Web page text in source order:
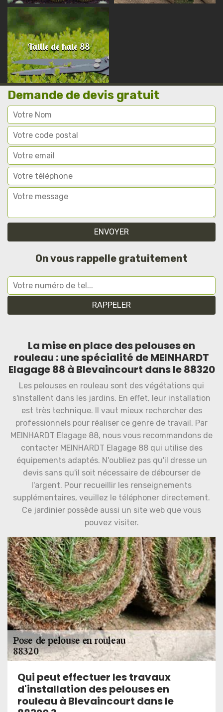
Taille de haie 88
Demande de devis gratuit
On vous rappelle gratuitement
La mise en place des pelouses en
rouleau : une spécialité de MEINHARDT
Elagage 88 à Blevaincourt dans le 88320
Les pelouses en rouleau sont des végétations qui
s'installent dans les jardins. En effet, leur installation
est très technique. Il vaut mieux rechercher des
professionnels pour réaliser ce genre de travail. Par
MEINHARDT Elagage 88, nous vous recommandons de
contacter MEINHARDT Elagage 88 qui utilise des
équipements adaptés. N'oubliez pas qu'il dresse un
devis sans qu'il soit nécessaire de débourser de
l'argent. Pour recueillir les renseignements
supplémentaires, veuillez le téléphoner directement.
Ce jardinier possède aussi un site web que vous
pouvez visiter.
Qui peut effectuer les travaux
d'installation des pelouses en
rouleau à Blevaincourt dans le